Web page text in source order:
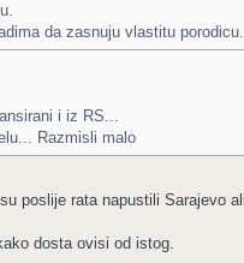
da zasnuju vlastitu porodicu.
i iz RS...
Razmisli malo
poslije rata napustili Sarajevo
dosta ovisi od istog.